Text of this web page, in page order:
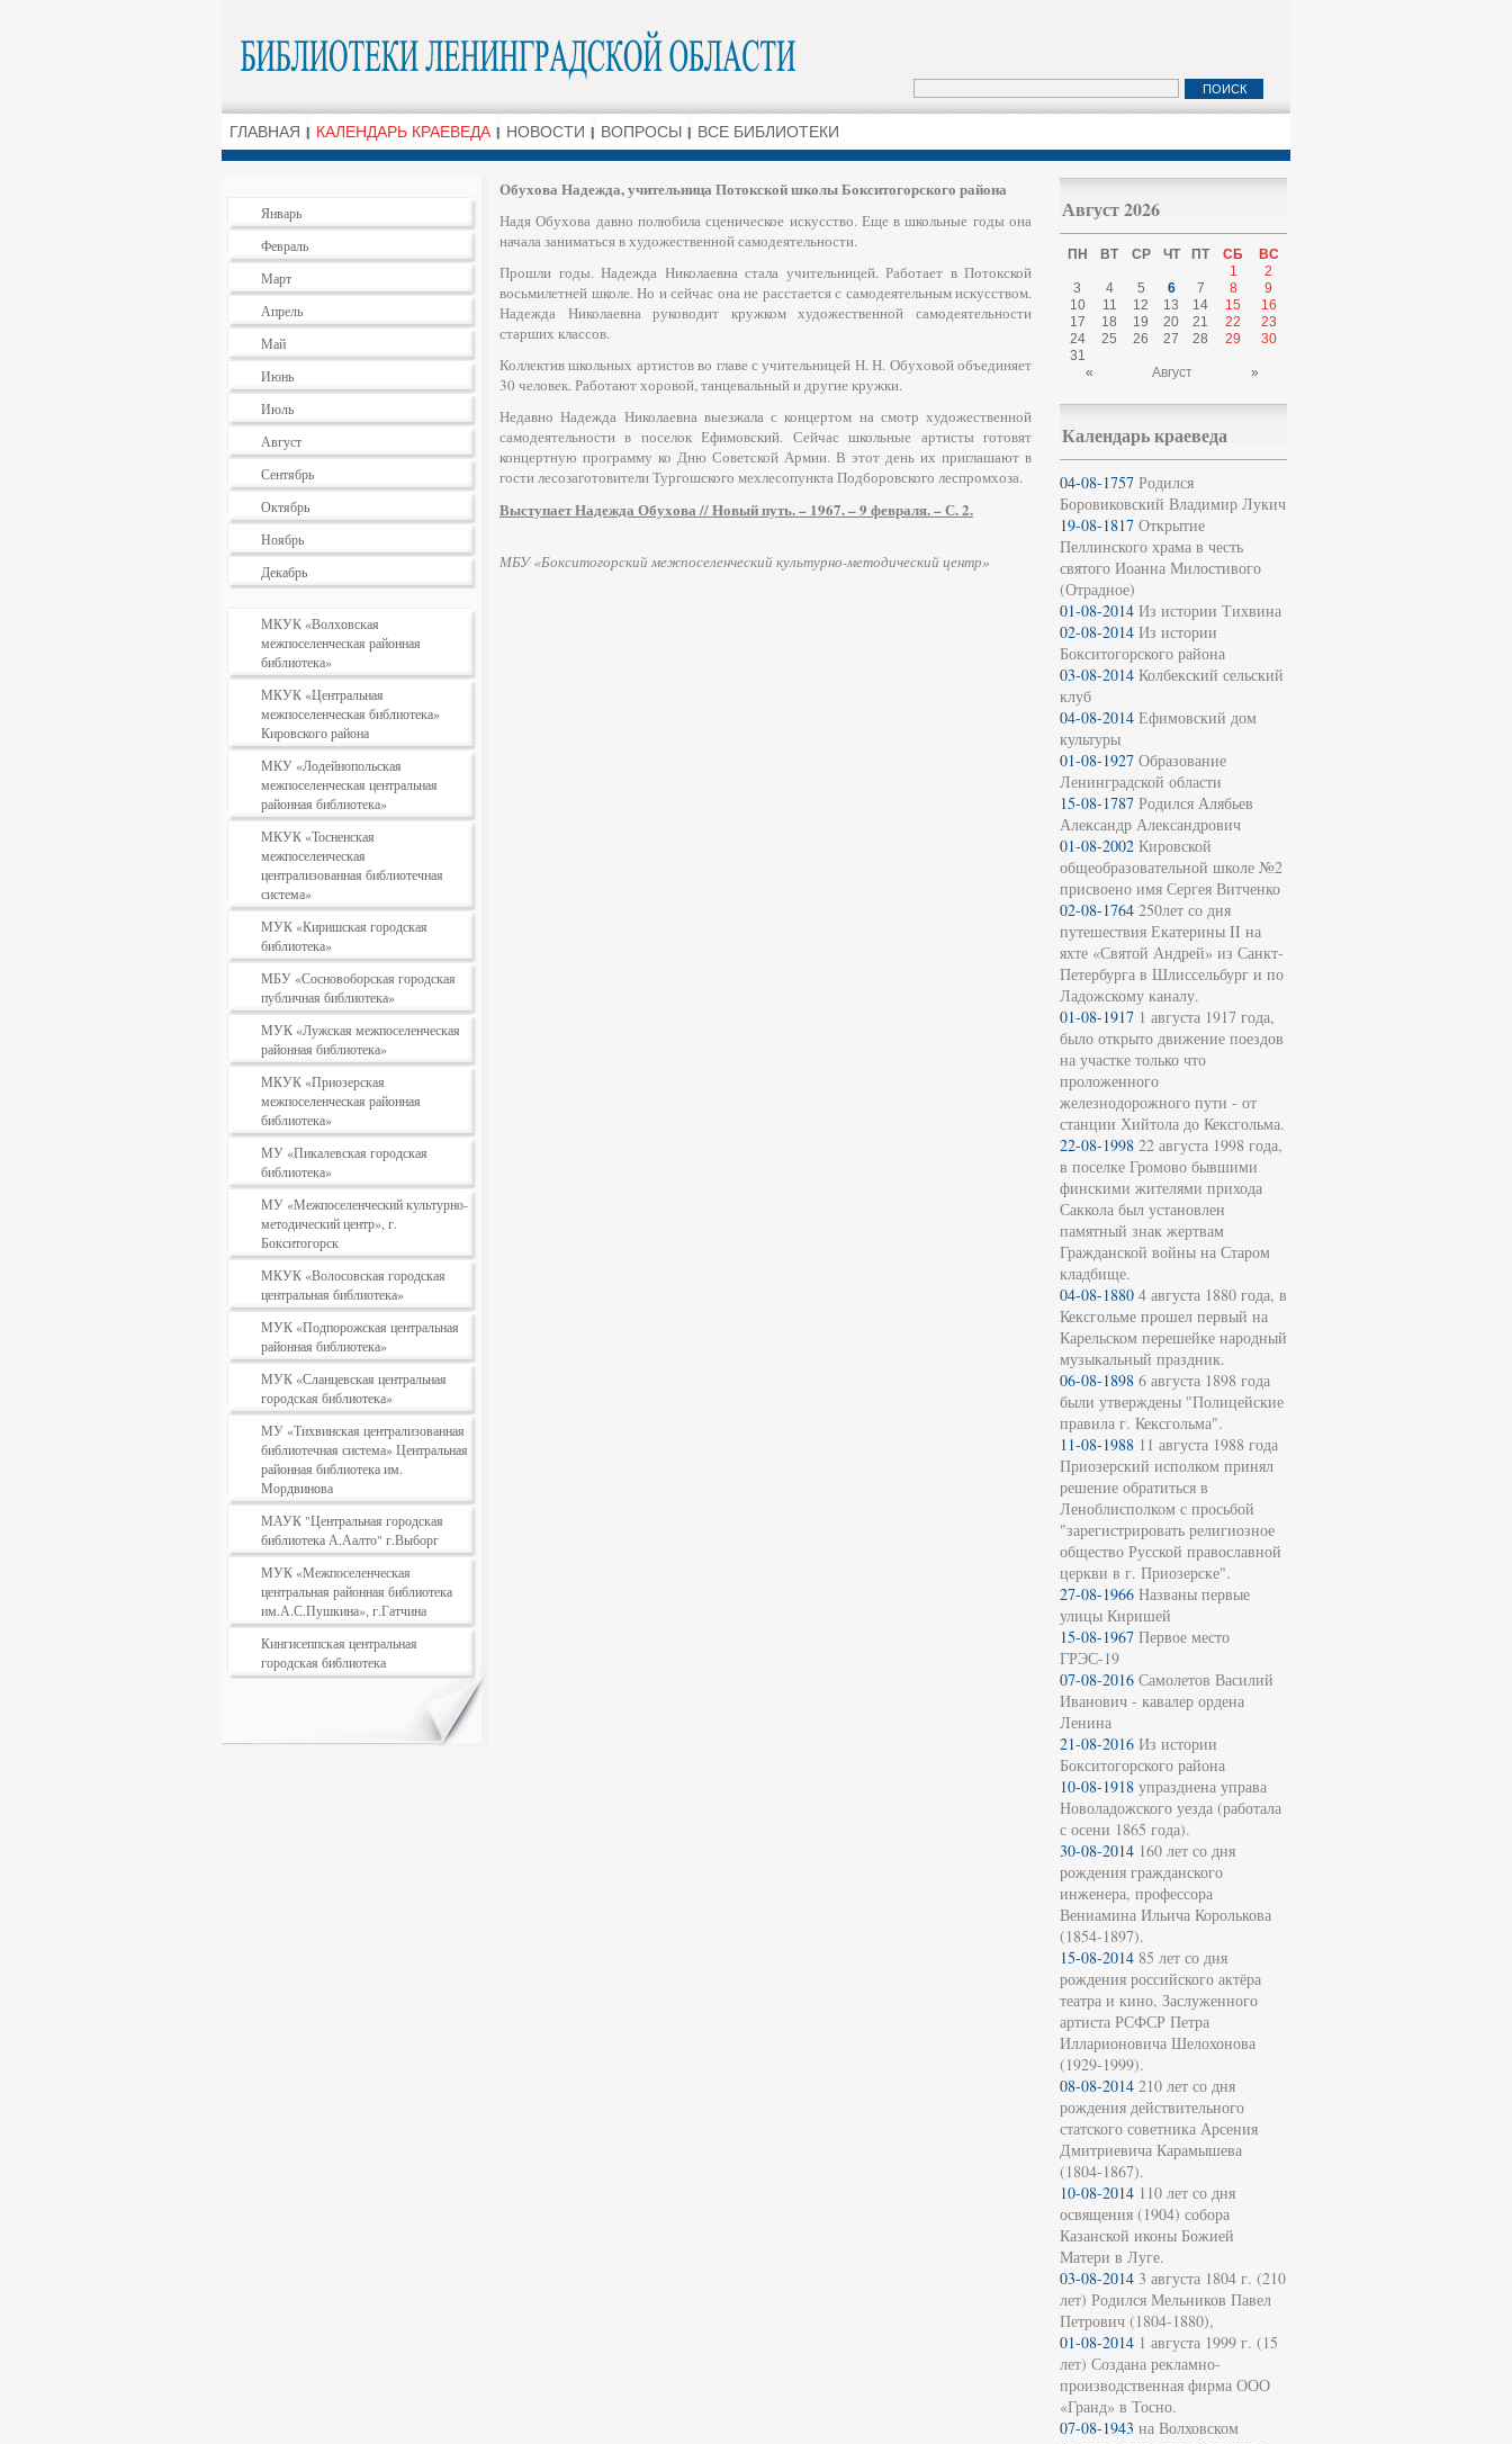
ГЛАВНАЯ КАЛЕНДАРЬ КРАЕВЕДА НОВОСТИ ВОПРОСЫ ВСЕ БИБЛИОТЕКИ
Январь
Февраль
Март
Апрель
Май
Июнь
Июль
Август
Сентябрь
Октябрь
Ноябрь
Декабрь
МКУК «Волховская
межпоселенческая районная
библиотека»
МКУК «Центральная
межпоселенческая библиотека»
Кировского района
МКУ «Лодейнопольская
межпоселенческая центральная
районная библиотека»
МКУК «Тосненская
межпоселенческая
централизованная библиотечная
система»
МУК «Киришская городская
библиотека»
МБУ «Сосновоборская городская
публичная библиотека»
МУК «Лужская межпоселенческая
районная библиотека»
МКУК «Приозерская
межпоселенческая районная
библиотека»
МУ «Пикалевская городская
библиотека»
МУ «Межпоселенческий культурно-
методический центр», г.
Бокситогорск
МКУК «Волосовская городская
центральная библиотека»
МУК «Подпорожская центральная
районная библиотека»
МУК «Сланцевская центральная
городская библиотека»
МУ «Тихвинская централизованная
библиотечная система» Центральная
районная библиотека им.
Мордвинова
МАУК "Центральная городская
библиотека А.Аалто" г.Выборг
МУК «Межпоселенческая
центральная районная библиотека
им.А.С.Пушкина», г.Гатчина
Кингисеппская центральная
городская библиотека
Обухова Надежда, учительница Потокской школы Бокситогорского района
Надя Обухова давно полюбила сценическое искусство. Еще в школьные годы она
начала заниматься в художественной самодеятельности.
Прошли годы. Надежда Николаевна стала учительницей. Работает в Потокской
восьмилетней школе. Но и сейчас она не расстается с самодеятельным искусством.
Надежда Николаевна руководит кружком художественной самодеятельности
старших классов.
Коллектив школьных артистов во главе с учительницей Н. Н. Обуховой объединяет
30 человек. Работают хоровой, танцевальный и другие кружки.
Недавно Надежда Николаевна выезжала с концертом на смотр художественной
самодеятельности в поселок Ефимовский. Сейчас школьные артисты готовят
концертную програм­му ко Дню Советской Армии. В этот день их приглашают в
гости лесозаготовители Тургошского мехлесопункта Подборовского леспромхоза.
Выступает Надежда Обухова // Новый путь. – 1967. – 9 февраля. – С. 2.
МБУ «Бокситогорский межпоселенческий культурно-методический центр»
Август 2026
ПН ВТ СР ЧТ ПТ СБ
ВС
1
2
3
4 5 6 7 8
9
10
11 12 13 14 15
16
17
18 19 20 21 22
23
24
25 26 27 28 29
30
31
«
Август »
Календарь краеведа
04-08-1757 Родился
Боровиковский Владимир Лукич
19-08-1817 Открытие
Пеллинского храма в честь
святого Иоанна Милостивого
(Отрадное)
01-08-2014 Из истории Тихвина
02-08-2014 Из истории
Бокситогорского района
03-08-2014 Колбекский сельский
клуб
04-08-2014 Ефимовский дом
культуры
01-08-1927 Образование
Ленинградской области
15-08-1787 Родился Алябьев
Александр Александрович
01-08-2002 Кировской
общеобразовательной школе №2
присвоено имя Сергея Витченко
02-08-1764 250лет со дня
путешествия Екатерины II на
яхте «Святой Андрей» из Санкт-
Петербурга в Шлиссельбург и по
Ладожскому каналу.
01-08-1917 1 августа 1917 года,
было открыто движение поездов
на участке только что
проложенного
железнодорожного пути - от
станции Хийтола до Кексгольма.
22-08-1998 22 августа 1998 года,
в поселке Громово бывшими
финскими жителями прихода
Саккола был установлен
памятный знак жертвам
Гражданской войны на Старом
кладбище.
04-08-1880 4 августа 1880 года, в
Кексгольме прошел первый на
Карельском перешейке народный
музыкальный праздник.
06-08-1898 6 августа 1898 года
были утверждены "Полицейские
правила г. Кексгольма".
11-08-1988 11 августа 1988 года
Приозерский исполком принял
решение обратиться в
Леноблисполком с просьбой
"зарегистрировать религиозное
общество Русской православной
церкви в г. Приозерске".
27-08-1966 Названы первые
улицы Киришей
15-08-1967 Первое место
ГРЭС-19
07-08-2016 Самолетов Василий
Иванович - кавалер ордена
Ленина
21-08-2016 Из истории
Бокситогорского района
10-08-1918 упразднена управа
Новоладожского уезда (работала
с осени 1865 года).
30-08-2014 160 лет со дня
рождения гражданского
инженера, профессора
Вениамина Ильича Королькова
(1854-1897).
15-08-2014 85 лет со дня
рождения российского актёра
театра и кино, Заслуженного
артиста РСФСР Петра
Илларионовича Шелохонова
(1929-1999).
08-08-2014 210 лет со дня
рождения действительного
статского советника Арсения
Дмитриевича Карамышева
(1804-1867).
10-08-2014 110 лет со дня
освящения (1904) собора
Казанской иконы Божией
Матери в Луге.
03-08-2014 3 августа 1804 г. (210
лет) Родился Мельников Павел
Петрович (1804-1880),
01-08-2014 1 августа 1999 г. (15
лет) Создана рекламно-
производственная фирма ООО
«Гранд» в Тосно.
07-08-1943 на Волховском